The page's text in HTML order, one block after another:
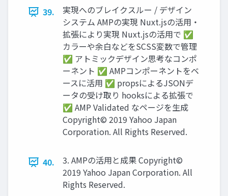
39.
実現へのブレイクスルー / デザイン
システム AMPの実現 Nuxt.jsの活用・
拡張により実現 Nuxt.jsの活用で ✅
カラーや余白などをSCSS変数で管理
✅ アトミックデザイン思考なコンポ
ーネント ✅ AMPコンポーネントをベ
ースに活用 ✅ propsによるJSONデ
ータの受け取り hooksによる拡張で
✅ AMP Validated なページを生成
Copyright© 2019 Yahoo Japan
Corporation. All Rights Reserved.
40.
3. AMPの活用と成果 Copyright©
2019 Yahoo Japan Corporation. All
Rights Reserved.